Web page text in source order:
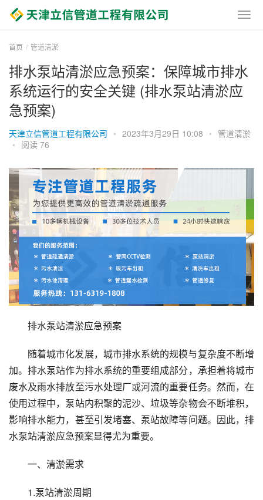
首页 管道清淤
排水泵站清淤应急预案：保障城市排水
系统运行的安全关键 (排水泵站清淤应
急预案)
天津立信管道工程有限公司 • 2023年3月29日 10:08 • 管道清淤
• 阅读 76
排水泵站清淤应急预案
随着城市化发展，城市排水系统的规模与复杂度不断增
加。排水泵站作为排水系统的重要组成部分，承担着将城市
废水及雨水排放至污水处理厂或河流的重要任务。然而，在
使用过程中，泵站内积聚的泥沙、垃圾等杂物会不断堆积，
影响排水能力，甚至引发堵塞、泵站故障等问题。因此，排
水泵站清淤应急预案显得尤为重要。
一、清淤需求
1.泵站清淤周期